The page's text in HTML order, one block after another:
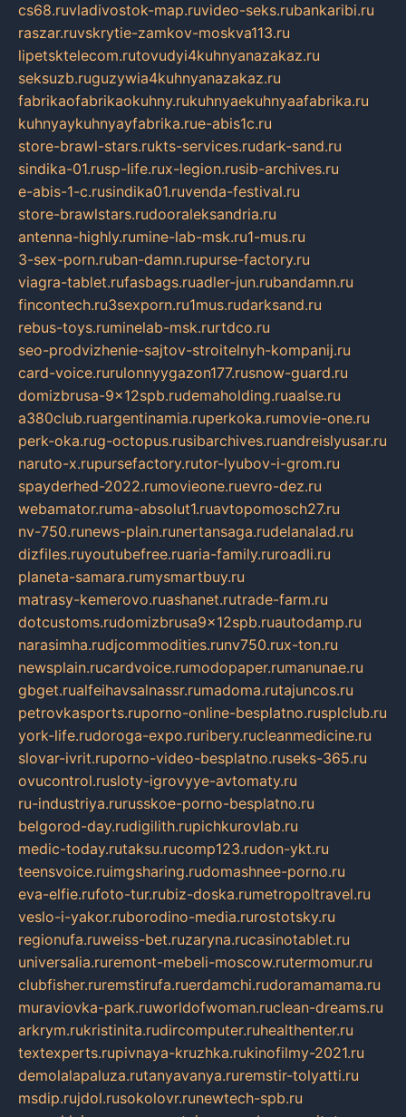
cs68.ruvladivostok-map.ruvideo-seks.rubankaribi.ru
raszar.ruvskrytie-zamkov-moskva113.ru
lipetsktelecom.rutovudyi4kuhnyanazakaz.ru
seksuzb.ruguzywia4kuhnyanazakaz.ru
fabrikaofabrikaokuhny.rukuhnyaekuhnyaafabrika.ru
kuhnyaykuhnyayfabrika.rue-abis1c.ru
store-brawl-stars.rukts-services.rudark-sand.ru
sindika-01.rusp-life.rux-legion.rusib-archives.ru
e-abis-1-c.rusindika01.ruvenda-festival.ru
store-brawlstars.rudooraleksandria.ru
antenna-highly.rumine-lab-msk.ru1-mus.ru
3-sex-porn.ruban-damn.rupurse-factory.ru
viagra-tablet.rufasbags.ruadler-jun.rubandamn.ru
fincontech.ru3sexporn.ru1mus.rudarksand.ru
rebus-toys.ruminelab-msk.rurtdco.ru
seo-prodvizhenie-sajtov-stroitelnyh-kompanij.ru
card-voice.rurulonnyygazon177.rusnow-guard.ru
domizbrusa-9x12spb.rudemaholding.ruaalse.ru
a380club.ruargentinamia.ruperkoka.rumovie-one.ru
perk-oka.rug-octopus.rusibarchives.ruandreislyusar.ru
naruto-x.rupursefactory.rutor-lyubov-i-grom.ru
spayderhed-2022.rumovieone.ruevro-dez.ru
webamator.ruma-absolut1.ruavtopomosch27.ru
nv-750.runews-plain.runertansaga.rudelanalad.ru
dizfiles.ruyoutubefree.ruaria-family.ruroadli.ru
planeta-samara.rumysmartbuy.ru
matrasy-kemerovo.ruashanet.rutrade-farm.ru
dotcustoms.rudomizbrusa9x12spb.ruautodamp.ru
narasimha.rudjcommodities.runv750.rux-ton.ru
newsplain.rucardvoice.rumodopaper.rumanunae.ru
gbget.rualfeihavsalnassr.rumadoma.rutajuncos.ru
petrovkasports.ruporno-online-besplatno.rusplclub.ru
york-life.rudoroga-expo.ruribery.rucleanmedicine.ru
slovar-ivrit.ruporno-video-besplatno.ruseks-365.ru
ovucontrol.rusloty-igrovyye-avtomaty.ru
ru-industriya.rurusskoe-porno-besplatno.ru
belgorod-day.rudigilith.rupichkurovlab.ru
medic-today.rutaksu.rucomp123.rudon-ykt.ru
teensvoice.ruimgsharing.rudomashnee-porno.ru
eva-elfie.rufoto-tur.rubiz-doska.rumetropoltravel.ru
veslo-i-yakor.ruborodino-media.rurostotsky.ru
regionufa.ruweiss-bet.ruzaryna.rucasinotablet.ru
universalia.ruremont-mebeli-moscow.rutermomur.ru
clubfisher.ruremstirufa.ruerdamchi.rudoramamama.ru
muraviovka-park.ruworldofwoman.ruclean-dreams.ru
arkrym.rukristinita.rudircomputer.ruhealthenter.ru
textexperts.rupivnaya-kruzhka.rukinofilmy-2021.ru
demolalapaluza.rutanyavanya.ruremstir-tolyatti.ru
msdip.rujdol.rusokolovr.runewtech-spb.ru